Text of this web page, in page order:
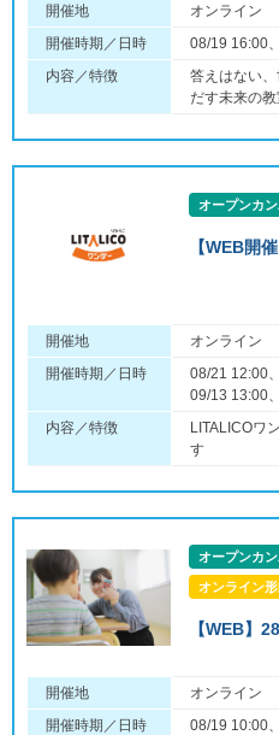
開催地
オンライン
開催時期／日時
08/19 16:00
内容／特徴
答えはない
だす未来の
オープンカ
【WEB開
開催地
オンライン
開催時期／日時
08/21 12:00
09/13 13:00
内容／特徴
LITALICOワ
す
オープンカ
オンライン
【WEB】
開催地
オンライン
開催時期／日時
08/19 10:00